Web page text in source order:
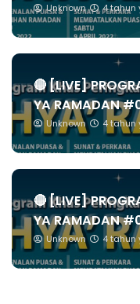
Unknown 4 tahun
🔴 [LIVE]
YA RAMADAN
Unknown 4 tahun
🔴 [LIVE]
YA RAMADAN
Unknown 4 tahun